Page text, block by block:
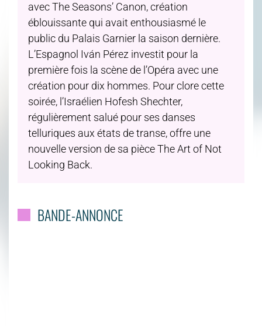
avec The Seasons’ Canon, création
éblouissante qui avait enthousiasmé le
public du Palais Garnier la saison dernière.
L’Espagnol Iván Pérez investit pour la
première fois la scène de l’Opéra avec une
création pour dix hommes. Pour clore cette
soirée, l’Israélien Hofesh Shechter,
régulièrement salué pour ses danses
telluriques aux états de transe, offre une
nouvelle version de sa pièce The Art of Not
Looking Back.
BANDE-ANNONCE